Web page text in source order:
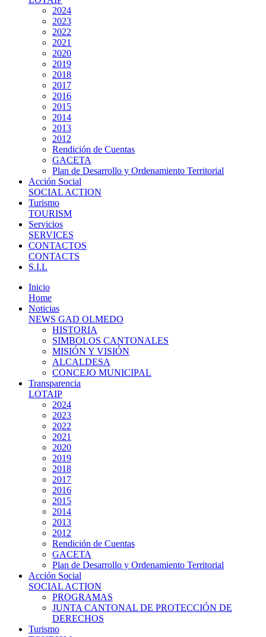
2024
2023
2022
2021
2020
2019
2018
2017
2016
2015
2014
2013
2012
Rendición de Cuentas
GACETA
Plan de Desarrollo y Ordenamiento Territorial
Acción Social
SOCIAL ACTION
Turismo
TOURISM
Servicios
SERVICES
CONTACTOS
CONTACTS
S.I.L
Inicio
Home
Noticias
NEWS GAD OLMEDO
HISTORIA
SIMBOLOS CANTONALES
MISIÓN Y VISIÓN
ALCALDESA
CONCEJO MUNICIPAL
Transparencia
LOTAIP
2024
2023
2022
2021
2020
2019
2018
2017
2016
2015
2014
2013
2012
Rendición de Cuentas
GACETA
Plan de Desarrollo y Ordenamiento Territorial
Acción Social
SOCIAL ACTION
PROGRAMAS
JUNTA CANTONAL DE PROTECCIÓN DE
DERECHOS
Turismo